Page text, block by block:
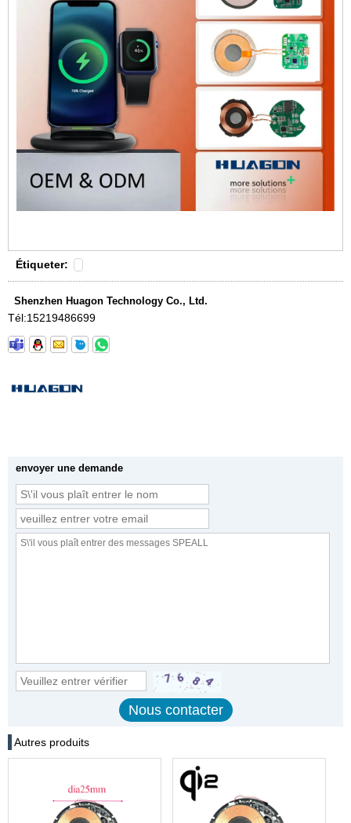
Étiqueter:
Shenzhen Huagon Technology Co., Ltd.
Tél:15219486699
envoyer une demande
Autres produits